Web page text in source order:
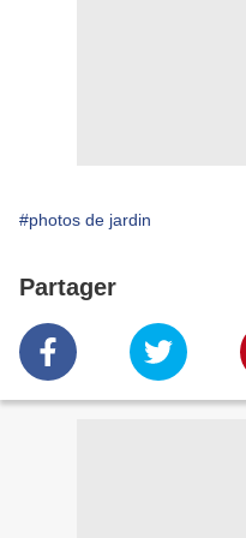
#photos de jardin
Partager